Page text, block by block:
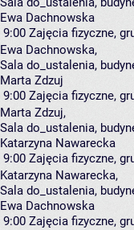
Ewa Dachnowska
9:00 Zajęcia fizyczne,
Ewa Dachnowska,
Sala do_ustalenia,
Marta Zdzuj
9:00 Zajęcia fizyczne,
Marta Zdzuj,
Sala do_ustalenia,
Katarzyna Nawarecka
9:00 Zajęcia fizyczne,
Katarzyna Nawarecka,
Sala do_ustalenia,
Ewa Dachnowska
9:00 Zajęcia fizyczne,